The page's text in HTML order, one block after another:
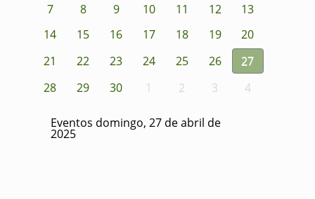
7
8 9 10 11 12
13
14
15 16 17 18 19
20
21
22 23 24 25 26
27
28
29 30 1 2 3 4
Eventos domingo, 27 de abril de
2025